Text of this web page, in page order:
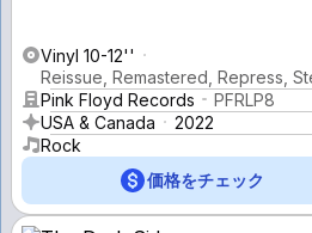
Vinyl 10-12''
Reissue, Remastered, Repress,
Pink Floyd Records
PFRLP8
USA & Canada
2022
Rock
価格をチェック